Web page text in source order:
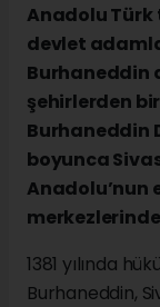
Anadolu Türk
devlet
Burhaneddin
şehirlerden
Burhaneddin
boyunca
Anadolu’nun
1381 yılında
Burhaneddin,